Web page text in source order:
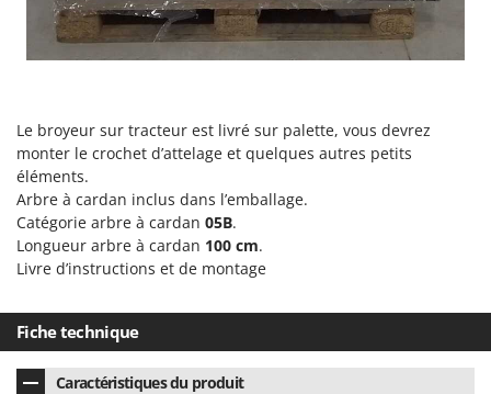
Ribimex
Ripartrak
Robomow
Rossofuoco
Rover Pompe
Royal Food
S
S.T.P.
Santos
Le broyeur sur tracteur est livré sur palette, vous devrez
monter le crochet d’attelage et quelques autres petits
éléments.
Arbre à cardan inclus dans l’emballage.
Catégorie arbre à cardan 05B.
Longueur arbre à cardan 100 cm.
Livre d’instructions et de montage
Fiche technique
Caractéristiques du produit